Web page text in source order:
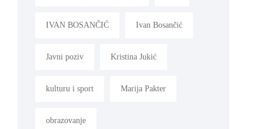
IVAN BOSANČIĆ Ivan Bosančić
Javni poziv Kristina Jukić
kulturu i sport Marija Pakter
obrazovanje